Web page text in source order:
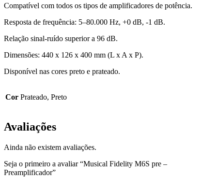
Compatível com todos os tipos de amplificadores de potência.
Resposta de frequência: 5–80.000 Hz, +0 dB, -1 dB.
Relação sinal-ruído superior a 96 dB.
Dimensões: 440 x 126 x 400 mm (L x A x P).
Disponível nas cores preto e prateado.
Cor Prateado, Preto
Avaliações
Ainda não existem avaliações.
Seja o primeiro a avaliar “Musical Fidelity M6S pre –
Preamplificador”